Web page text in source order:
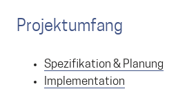
Projektumfang
Spezifikation & Planung
Implementation